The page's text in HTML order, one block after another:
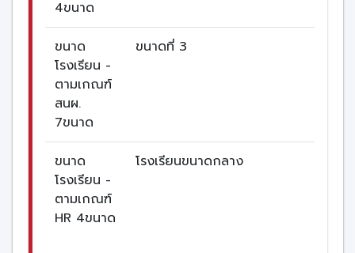
4ขนาด
ขนาด
โรงเรียน -
ตามเกณฑ์
สนผ.
7ขนาด
ขนาดที่ 3
ขนาด
โรงเรียน -
ตามเกณฑ์
HR 4ขนาด
โรงเรียนขนาดกลาง